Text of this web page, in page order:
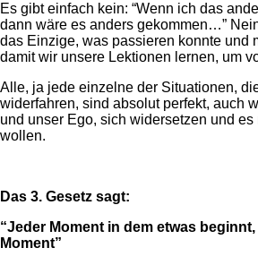
Es gibt einfach kein: “Wenn ich das
dann wäre es anders gekommen…”
das Einzige, was passieren konnte und
damit wir unsere Lektionen lernen, um
Alle, ja jede einzelne der Situationen,
widerfahren, sind absolut perfekt, auch
und unser Ego, sich widersetzen und
wollen.
Das 3. Gesetz sagt:
“Jeder Moment in dem etwas
Moment”